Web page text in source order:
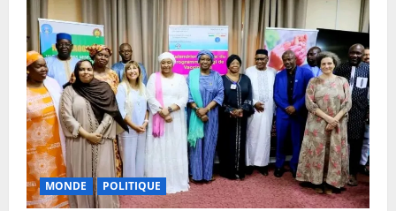
MONDE POLITIQUE